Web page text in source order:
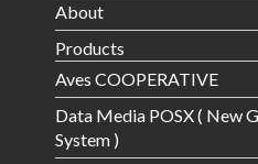
About
Products
Aves COOPERATIVE
Data Media POSX ( New
System )